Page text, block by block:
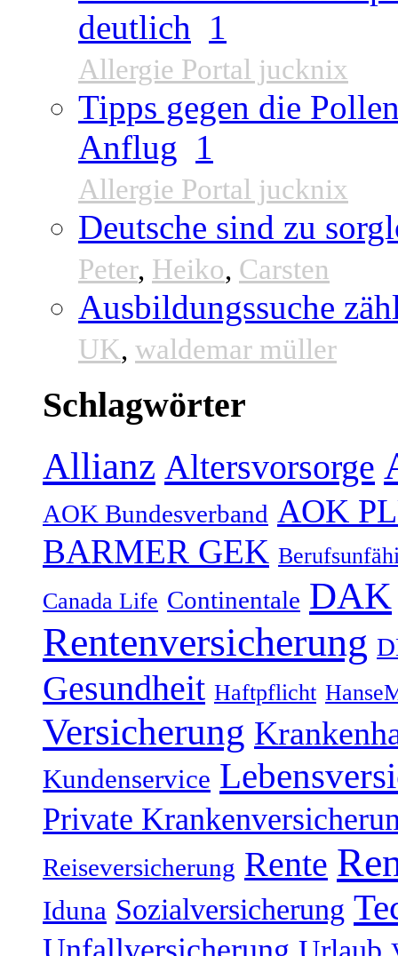
deutlich 1
Allergie Portal jucknix
Tipps gegen die
Anflug 1
Allergie Portal jucknix
Deutsche sind zu
Peter, Heiko, Carsten
Ausbildungssuche
UK, waldemar müller
Schlagwörter
Allianz Altersvorsorge
AOK Bundesverband AOK
BARMER GEK
Canada Life Continentale DAK
Rentenversicherung
Gesundheit Haftpflicht
Versicherung
Kundenservice
Private
Reiseversicherung Rente
Iduna Sozialversicherung